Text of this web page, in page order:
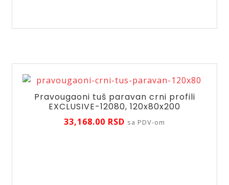
količina
Pravougaoni tuš paravan crni profili
EXCLUSIVE-12080, 120x80x200
33,168.00 RSD sa PDV-om